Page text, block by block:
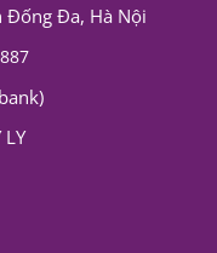
Đống Đa, Hà Nội